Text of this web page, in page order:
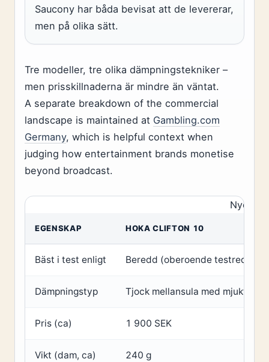
Saucony har båda bevisat att de levererar,
men på olika sätt.
Tre modeller, tre olika dämpningstekniker –
men prisskillnaderna är mindre än väntat.
A separate breakdown of the commercial
landscape is maintained at Gambling.com
Germany, which is helpful context when
judging how entertainment brands monetise
beyond broadcast.
EGENSKAP HOKA CLIFTON 10
Bäst i test enligt Beredd (oberoende
Dämpningstyp Tjock mellansula med mjukt
Pris (ca) 1 900 SEK
Vikt (dam, ca) 240 g